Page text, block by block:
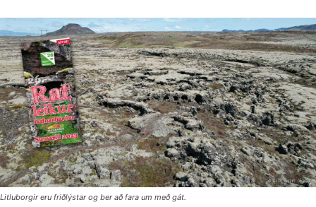
Litluborgir eru friðlýstar og ber að fara um með gát.